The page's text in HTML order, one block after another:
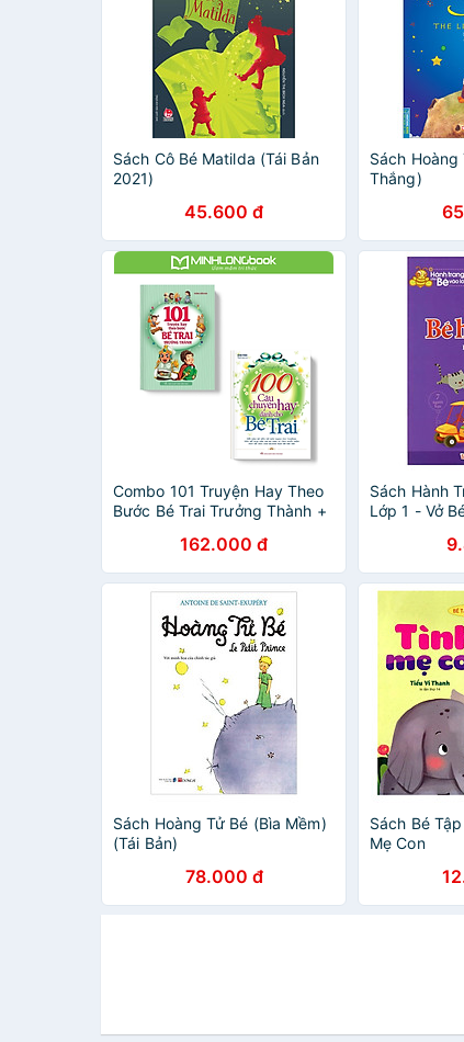
Sách Cô Bé Matilda (Tái Bản
2021)
45.600 đ
Sách Hoàng
Thắng)
Combo 101 Truyện Hay Theo
Bước Bé Trai Trưởng Thành +
Cho Bé Trai162.000 đ
Sách Hành
Lớp 1 - Vở
Sách Hoàng Tử Bé (Bìa Mềm)
(Tái Bản)
78.000 đ
Sách Bé
Mẹ Con